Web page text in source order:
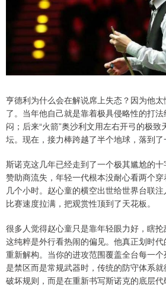
亨德利为什么会在解说席上失态？因为他
了。当年他自己就是靠着极具侵略性的打
闷；后来“火箭”奥沙利文用左右开弓的极
坛。现在，接力棒跨越了半个地球，落到了
斯诺克这几年已经走到了一个极其尴尬的十
赞助商流失，年轻一代根本没耐心看两个
几个小时。赵心童的横空出世给世界台联
比赛速度拉满，把观赏性顶到了天花板。
很多人觉得赵心童只是靠年轻眼力好，瞎抡
这纯粹是外行看热闹的偏见。他真正划时
重新解构。当你的进攻范围覆盖全台每一
是禁区而是常规武器时，传统的防守体系
破坏规则，而是在重新书写斯诺克的底层代